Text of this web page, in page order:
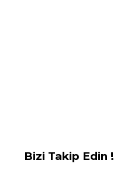
Bizi Takip Edin !